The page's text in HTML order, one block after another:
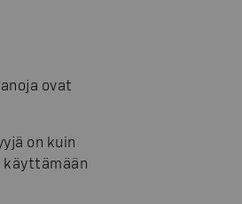
ovat
on kuin
käyttämään